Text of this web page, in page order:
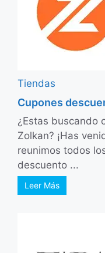
Tiendas
Cupones
¿Estas buscando
Zolkan? ¡Has
reunimos todos
descuento ...
Leer Más